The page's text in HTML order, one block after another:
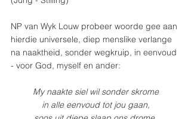
NP van Wyk Louw probeer woorde gee aan
hierdie universele, diep menslike verlange
na naaktheid, sonder wegkruip, in eenvoud
- voor God, myself en ander:
My naakte siel wil sonder skrome
in alle eenvoud tot jou gaan,